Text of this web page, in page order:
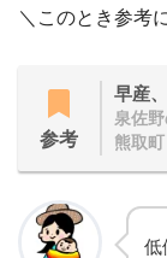
＼このとき参考
参考
早産
泉佐
熊取
低